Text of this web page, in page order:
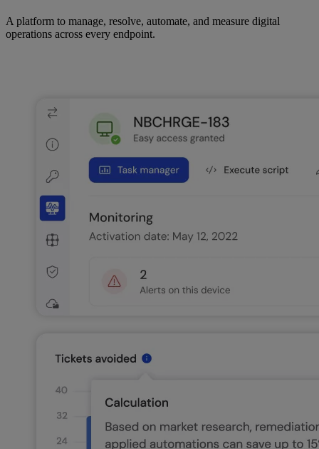
A platform to manage, resolve, automate, and measure digital
operations across every endpoint.